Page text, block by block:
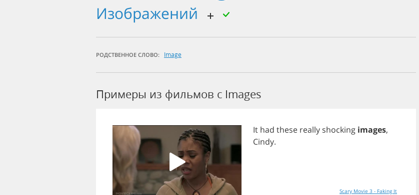
изображений
РОДСТВЕННОЕ СЛОВО: Image
Примеры из фильмов c Images
It had these really shocking images,
Cindy.
Scary Movie 3 - Faking It